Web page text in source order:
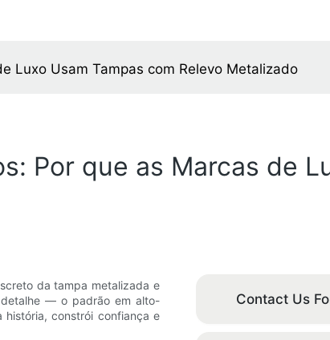
Luxo Usam Tampas com Relevo Metalizado
Por que as Marcas de
da tampa metalizada e
detalhe — o padrão em alto-
constrói confiança e
Contact Us